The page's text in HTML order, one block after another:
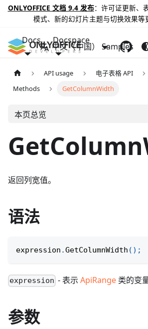
ONLYOFFICE 文档 9.4 发布：许可证更新、
模式、新的幻灯片主题与切换效果等
Docs Docspace
Samples
中文（中国）
API usage 电子表格 API
Methods
GetColumnWidth
本页总览
返回列宽值。
语法
expression .GetColumnWidth ( ) ;
expression - 表示ApiRange 类的变量
参数